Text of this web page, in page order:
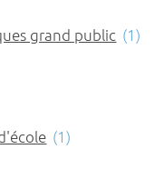
grand public (1)
(1)